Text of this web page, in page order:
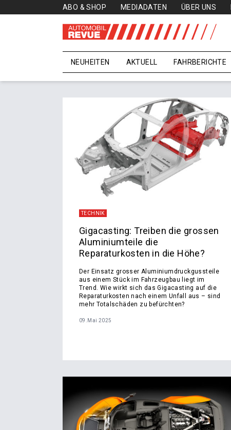
ABO & SHOP MEDIADATEN ÜBER UNS
NEUHEITEN AKTUELL FAHRBERICHTE
TECHNIK
Gigacasting: Treiben die grossen
Aluminiumteile die
Reparaturkosten in die Höhe?
Der Einsatz grosser Aluminiumdruckgussteile
aus einem Stück im Fahrzeugbau liegt im
Trend. Wie wirkt sich das Gigacasting auf die
Reparaturkosten nach einem Unfall aus – sind
mehr Totalschäden zu befürchten?
09.Mai 2025